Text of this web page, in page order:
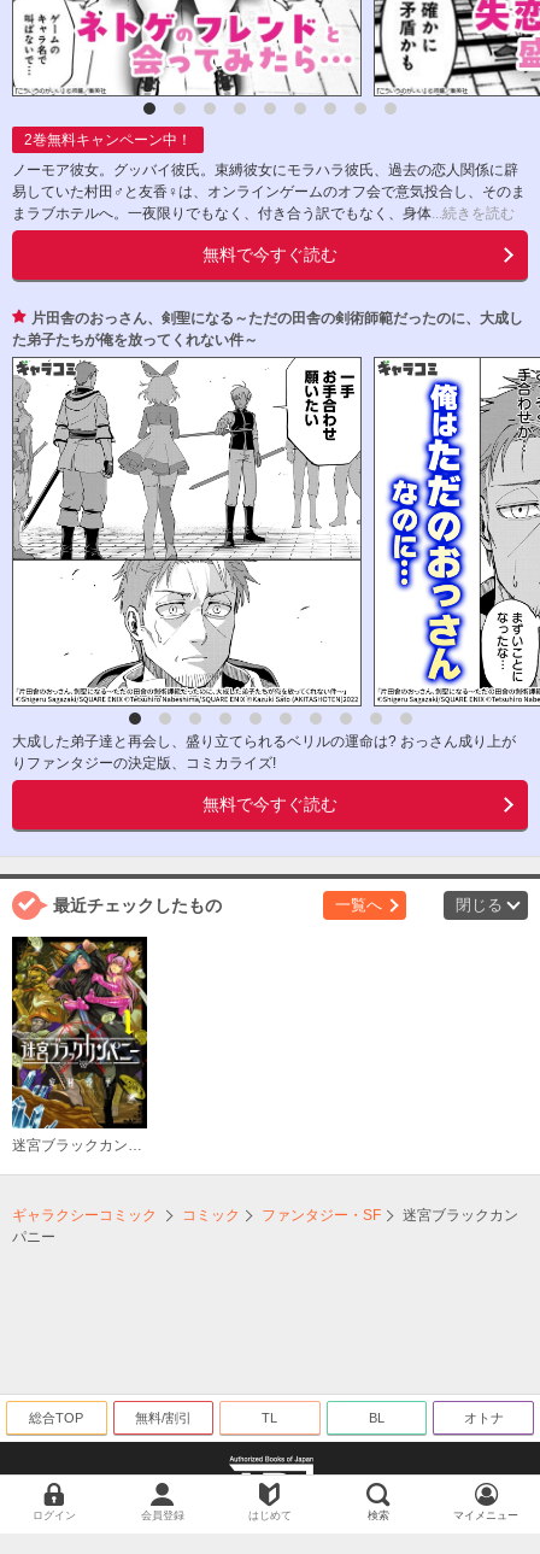
2巻無料キャンペーン中！
ノーモア彼女。グッバイ彼氏。束縛彼女にモラハラ彼氏、過去の恋人関係に辟
易していた村田♂と友香♀は、オンラインゲームのオフ会で意気投合し、そのま
まラブホテルへ。一夜限りでもなく、付き合う訳でもなく、身体...続きを読む
無料で今すぐ読む
片田舎のおっさん、剣聖になる～ただの田舎の剣術師範だったのに、大成し
た弟子たちが俺を放ってくれない件～
大成した弟子達と再会し、盛り立てられるベリルの運命は? おっさん成り上が
りファンタジーの決定版、コミカライズ!
無料で今すぐ読む
最近チェックしたもの 一覧へ 閉じる
迷宮ブラックカンパニー
ギャラクシーコミック コミック ファンタジー・SF
迷宮ブラックカン
パニー
総合TOP 無料/割引 TL BL オトナ
ログイン 会員登録 はじめて 検索 マイメニュー